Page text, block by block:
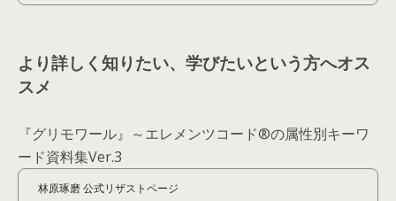
より詳しく知りたい、学びたいという方へオス
スメ
『グリモワール』～エレメンツコード®の属性別キーワ
ード資料集Ver.3
林原琢磨 公式リザストページ